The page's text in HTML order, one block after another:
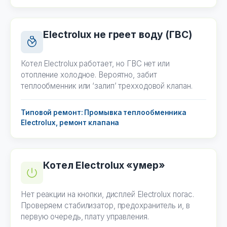
Electrolux не греет воду (ГВС)
Котел Electrolux работает, но ГВС нет или
отопление холодное. Вероятно, забит
теплообменник или ‘залип’ трехходовой клапан.
Типовой ремонт: Промывка теплообменника
Electrolux, ремонт клапана
Котел Electrolux «умер»
Нет реакции на кнопки, дисплей Electrolux погас.
Проверяем стабилизатор, предохранитель и, в
первую очередь, плату управления.